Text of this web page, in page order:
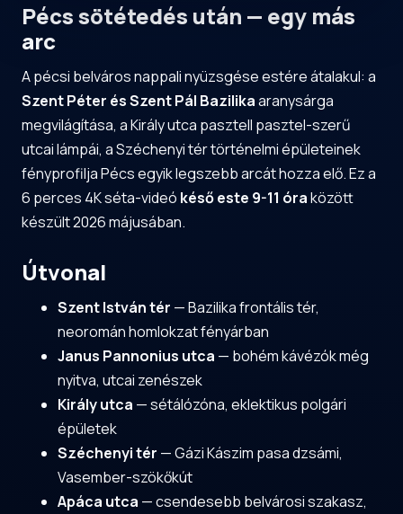
Pécs sötétedés után — egy más
arc
A pécsi belváros nappali nyüzsgése estére átalakul: a
Szent Péter és Szent Pál Bazilikaaranysárga
megvilágítása, a Király utca pasztell pasztel-szerű
utcai lámpái, a Széchenyi tér történelmi épületeinek
fényprofilja Pécs egyik legszebb arcát hozza elő. Ez a
6 perces 4K séta-videó késő este 9-11 óraközött
készült 2026 májusában.
Útvonal
Szent István tér — Bazilika frontális tér,
neoromán homlokzat fényárban
Janus Pannonius utca — bohém kávézók még
nyitva, utcai zenészek
Király utca — sétálózóna, eklektikus polgári
épületek
Széchenyi tér — Gázi Kászim pasa dzsámi,
Vasember-szökőkút
Apáca utca — csendesebb belvárosi szakasz,